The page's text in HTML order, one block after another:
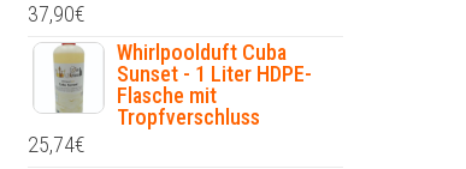
37,90€
Whirlpoolduft Cuba
Sunset - 1 Liter HDPE-
Flasche mit
Tropfverschluss
25,74€